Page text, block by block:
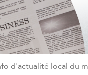
d'actualité local du